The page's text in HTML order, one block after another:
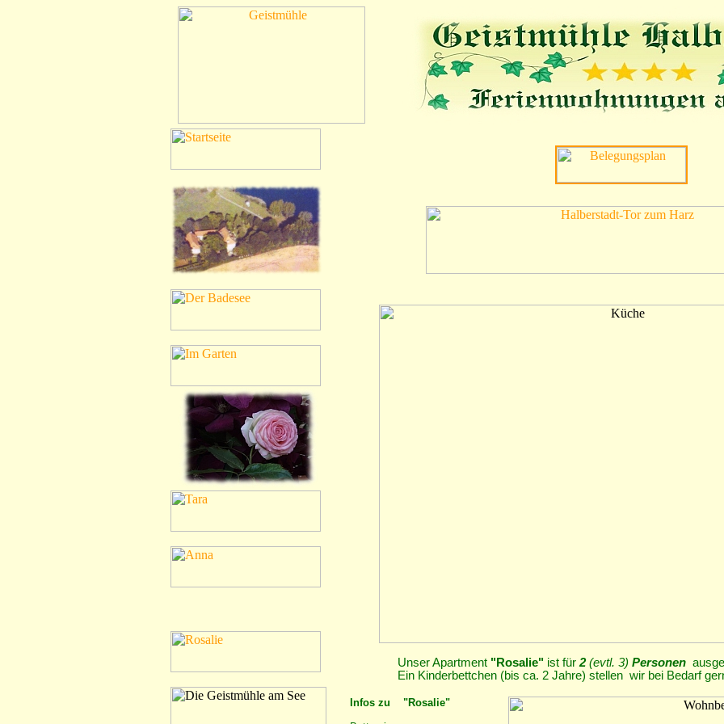
Unser Apartment "Rosalie" ist für 2(evtl. 3) Personen
Ein Kinderbettchen (bis ca. 2 Jahre) stellen wir bei Bedarf gern
Infos zu "Rosalie"